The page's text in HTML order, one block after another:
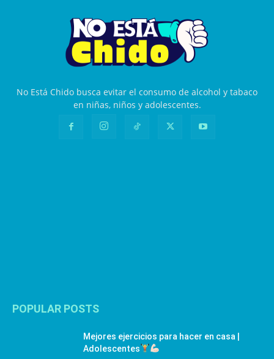
No Está Chido busca evitar el consumo de alcohol y tabaco
en niñas, niños y adolescentes.
POPULAR POSTS
Mejores ejercicios para hacer en casa |
Adolescentes